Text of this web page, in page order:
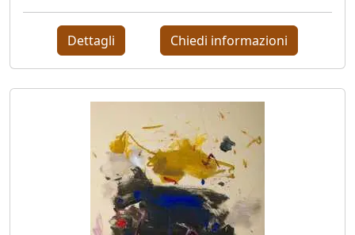
Matteo
Germano
Graziano
Laura
Grusovin
Dettagli Chiedi informazioni